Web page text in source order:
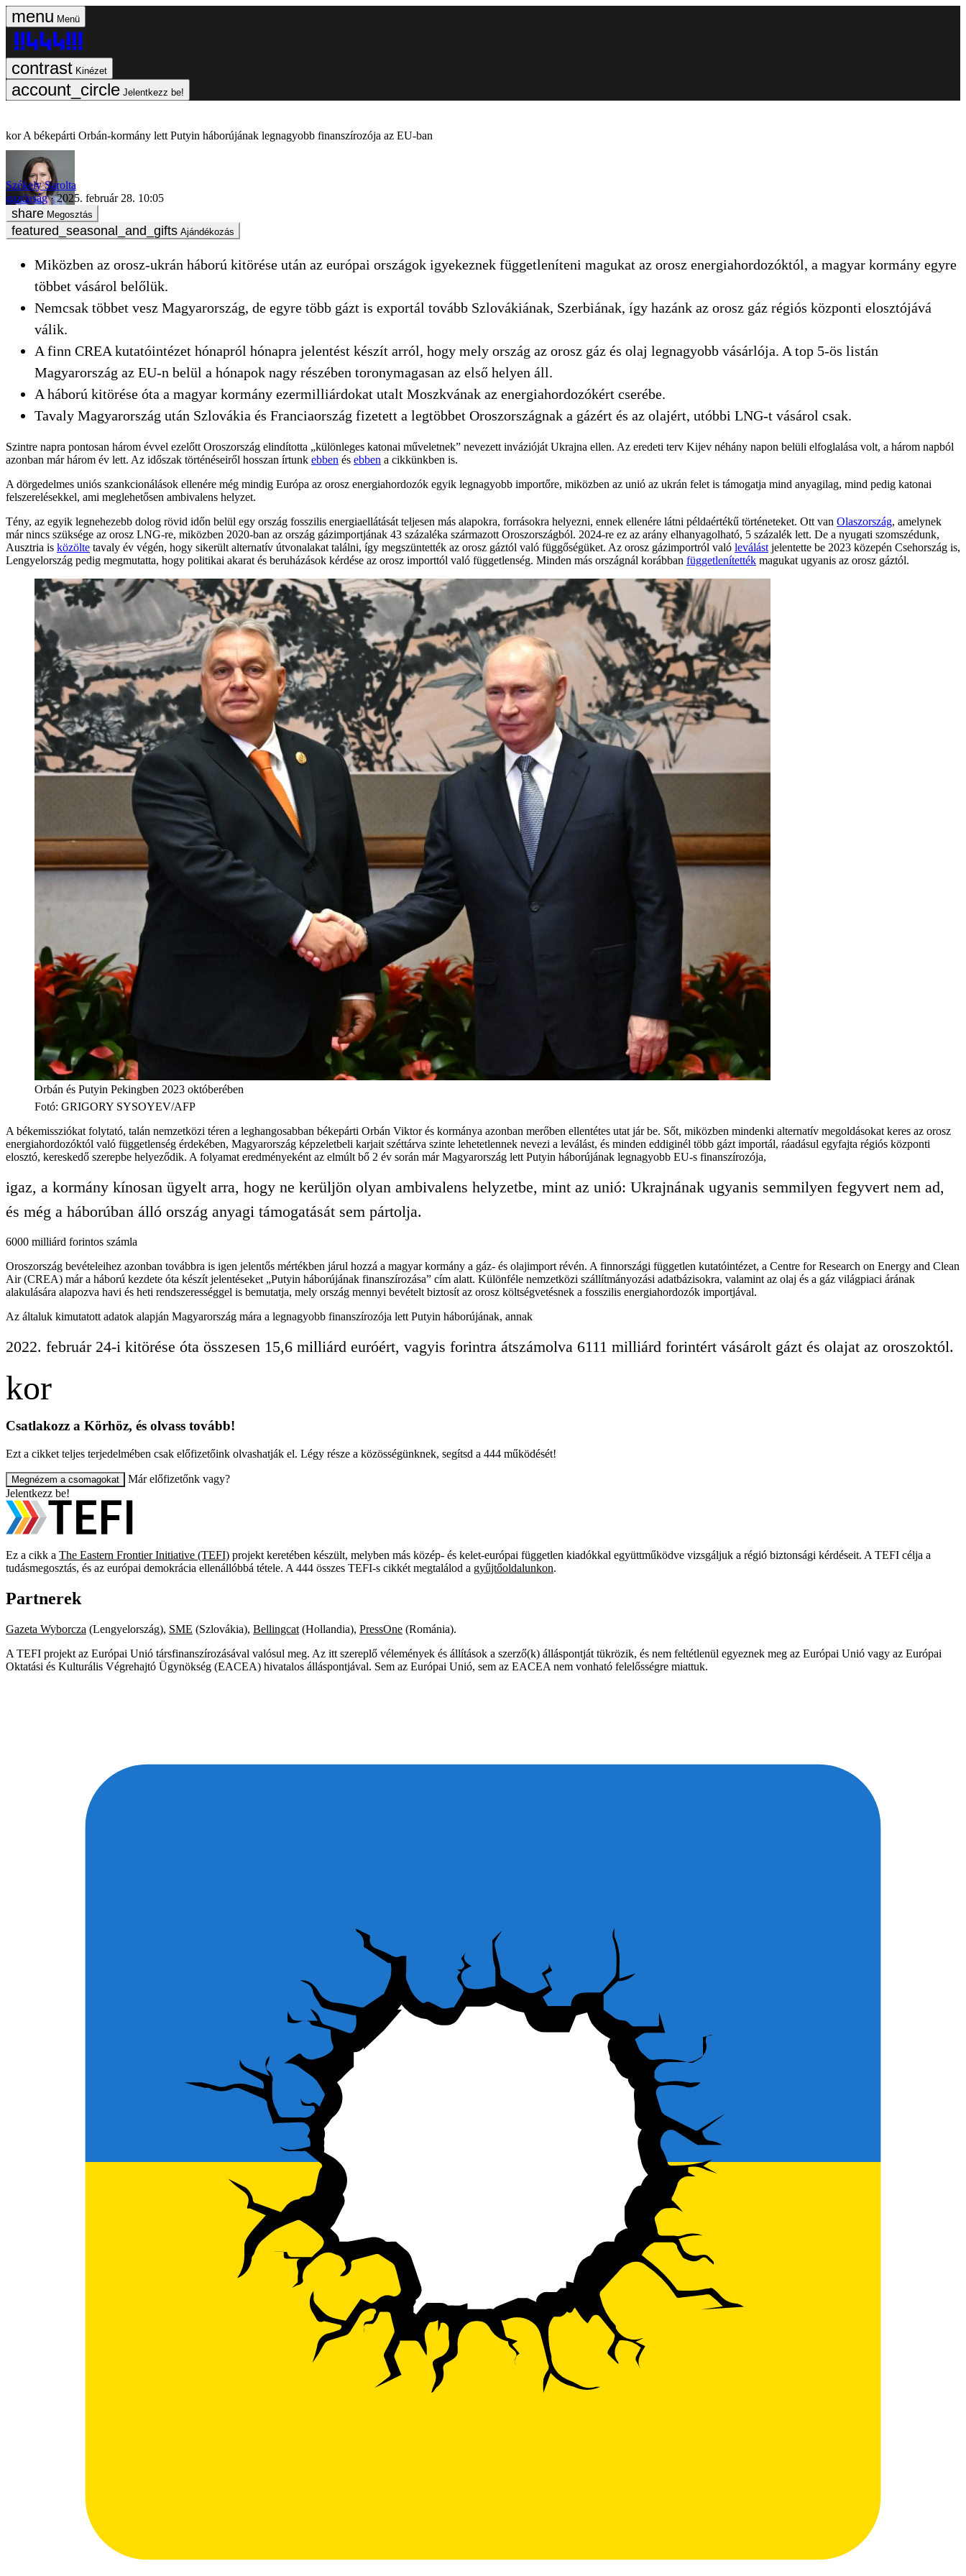
Menü
Kinézet
Jelentkezz be!
A békepárti Orbán-kormány lett Putyin háborújának legnagyobb finanszírozója az EU-ban
Székely Sarolta
gazdaság
2025. február 28. 10:05
Megosztás
Ajándékozás
Miközben az orosz-ukrán háború kitörése után az európai országok igyekeznek függetleníteni magukat az orosz energiahordozóktól, a magyar kormány egyre
többet vásárol belőlük.
Nemcsak többet vesz Magyarország, de egyre több gázt is exportál tovább Szlovákiának, Szerbiának, így hazánk az orosz gáz régiós központi elosztójává
válik.
A finn CREA kutatóintézet hónapról hónapra jelentést készít arról, hogy mely ország az orosz gáz és olaj legnagyobb vásárlója. A top 5-ös listán
Magyarország az EU-n belül a hónapok nagy részében toronymagasan az első helyen áll.
A háború kitörése óta a magyar kormány ezermilliárdokat utalt Moszkvának az energiahordozókért cserébe.
Tavaly Magyarország után Szlovákia és Franciaország fizetett a legtöbbet Oroszországnak a gázért és az olajért, utóbbi LNG-t vásárol csak.
Szintre napra pontosan három évvel ezelőtt Oroszország elindította „különleges katonai műveletnek” nevezett invázióját Ukrajna ellen. Az eredeti terv Kijev néhány napon belüli elfoglalása volt, a három napból
azonban már három év lett. Az időszak történéseiről hosszan írtunk ebben és ebben a cikkünkben is.
A dörgedelmes uniós szankcionálások ellenére még mindig Európa az orosz energiahordozók egyik legnagyobb importőre, miközben az unió az ukrán felet is támogatja mind anyagilag, mind pedig katonai
felszerelésekkel, ami meglehetősen ambivalens helyzet.
Tény, az egyik legnehezebb dolog rövid időn belül egy ország fosszilis energiaellátását teljesen más alapokra, forrásokra helyezni, ennek ellenére látni példaértékű történeteket. Ott van Olaszország, amelynek
már nincs szüksége az orosz LNG-re, miközben 2020-ban az ország gázimportjának 43 százaléka származott Oroszországból. 2024-re ez az arány elhanyagolható, 5 százalék lett. De a nyugati szomszédunk,
Ausztria is közölte tavaly év végén, hogy sikerült alternatív útvonalakat találni, így megszüntették az orosz gáztól való függőségüket. Az orosz gázimportról való leválást jelentette be 2023 közepén Csehország is,
Lengyelország pedig megmutatta, hogy politikai akarat és beruházások kérdése az orosz importtól való függetlenség. Minden más országnál korábban függetlenítették magukat ugyanis az orosz gáztól.
Orbán és Putyin Pekingben 2023 októberében
Fotó: GRIGORY SYSOYEV/AFP
A békemissziókat folytató, talán nemzetközi téren a leghangosabban békepárti Orbán Viktor és kormánya azonban merőben ellentétes utat jár be. Sőt, miközben mindenki alternatív megoldásokat keres az orosz
energiahordozóktól való függetlenség érdekében, Magyarország képzeletbeli karjait széttárva szinte lehetetlennek nevezi a leválást, és minden eddiginél több gázt importál, ráadásul egyfajta régiós központi
elosztó, kereskedő szerepbe helyeződik. A folyamat eredményeként az elmúlt bő 2 év során már Magyarország lett Putyin háborújának legnagyobb EU-s finanszírozója,
igaz, a kormány kínosan ügyelt arra, hogy ne kerüljön olyan ambivalens helyzetbe, mint az unió: Ukrajnának ugyanis semmilyen fegyvert nem ad,
és még a háborúban álló ország anyagi támogatását sem pártolja.
6000 milliárd forintos számla
Oroszország bevételeihez azonban továbbra is igen jelentős mértékben járul hozzá a magyar kormány a gáz- és olajimport révén. A finnországi független kutatóintézet, a Centre for Research on Energy and Clean
Air (CREA) már a háború kezdete óta készít jelentéseket „Putyin háborújának finanszírozása” cím alatt. Különféle nemzetközi szállítmányozási adatbázisokra, valamint az olaj és a gáz világpiaci árának
alakulására alapozva havi és heti rendszerességgel is bemutatja, mely ország mennyi bevételt biztosít az orosz költségvetésnek a fosszilis energiahordozók importjával.
Az általuk kimutatott adatok alapján Magyarország mára a legnagyobb finanszírozója lett Putyin háborújának, annak
2022. február 24-i kitörése óta összesen 15,6 milliárd euróért, vagyis forintra átszámolva 6111 milliárd forintért vásárolt gázt és olajat az oroszoktól.
Csatlakozz a Körhöz, és olvass tovább!
Ezt a cikket teljes terjedelmében csak előfizetőink olvashatják el. Légy része a közösségünknek, segítsd a 444 működését!
Megnézem a csomagokat
Már előfizetőnk vagy?
Jelentkezz be!
Ez a cikk a The Eastern Frontier Initiative (TEFI) projekt keretében készült, melyben más közép- és kelet-európai független kiadókkal együttműködve vizsgáljuk a régió biztonsági kérdéseit. A TEFI célja a
tudásmegosztás, és az európai demokrácia ellenállóbbá tétele. A 444 összes TEFI-s cikkét megtalálod a gyűjtőoldalunkon.
Partnerek
Gazeta Wyborcza (Lengyelország), SME (Szlovákia), Bellingcat (Hollandia), PressOne (Románia).
A TEFI projekt az Európai Unió társfinanszírozásával valósul meg. Az itt szereplő vélemények és állítások a szerző(k) álláspontját tükrözik, és nem feltétlenül egyeznek meg az Európai Unió vagy az Európai
Oktatási és Kulturális Végrehajtó Ügynökség (EACEA) hivatalos álláspontjával. Sem az Európai Unió, sem az EACEA nem vonható felelősségre miattuk.